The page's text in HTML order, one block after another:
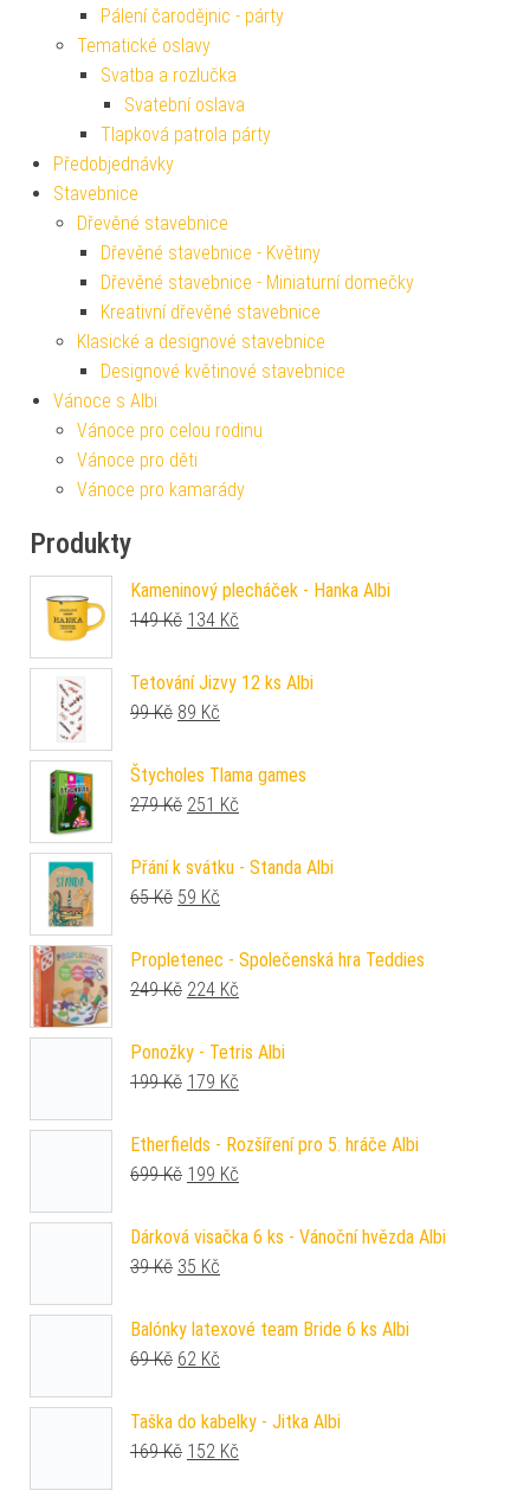
Pálení čarodějnic - párty
Tematické oslavy
Svatba a rozlučka
Svatební oslava
Tlapková patrola párty
Předobjednávky
Stavebnice
Dřevěné stavebnice
Dřevěné stavebnice - Květiny
Dřevěné stavebnice - Miniaturní domečky
Kreativní dřevěné stavebnice
Klasické a designové stavebnice
Designové květinové stavebnice
Vánoce s Albi
Vánoce pro celou rodinu
Vánoce pro děti
Vánoce pro kamarády
Produkty
Kameninový plecháček - Hanka Albi
149Kč Původní cena byla: 149 Kč.
134 Kč
Tetování Jizvy 12 ks Albi
99Kč Původní cena byla: 99 Kč.
89 Kč
Štycholes Tlama games
279Kč Původní cena byla: 279 Kč.
251 Kč
Přání k svátku - Standa Albi
65Kč Původní cena byla: 65 Kč.
59 Kč
Propletenec - Společenská hra Teddies
249Kč Původní cena byla: 249 Kč.
224 Kč
Ponožky - Tetris Albi
199Kč Původní cena byla: 199 Kč.
179 Kč
Etherfields - Rozšíření pro 5. hráče Albi
699Kč Původní cena byla: 699 Kč.
199 Kč
Dárková visačka 6 ks - Vánoční hvězda Albi
39Kč Původní cena byla: 39 Kč.
35 Kč
Balónky latexové team Bride 6 ks Albi
69Kč Původní cena byla: 69 Kč.
62 Kč
Taška do kabelky - Jitka Albi
169Kč Původní cena byla: 169 Kč.
152 Kč